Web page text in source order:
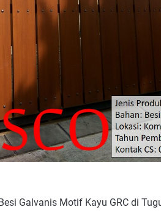
Galvanis Motif Kayu GRC di